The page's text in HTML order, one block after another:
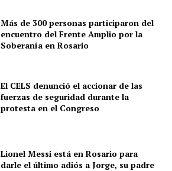
Más de 300 personas participaron del
encuentro del Frente Amplio por la
Soberanía en Rosario
El CELS denunció el accionar de las
fuerzas de seguridad durante la
protesta en el Congreso
Lionel Messi está en Rosario para
darle el último adiós a Jorge, su padre